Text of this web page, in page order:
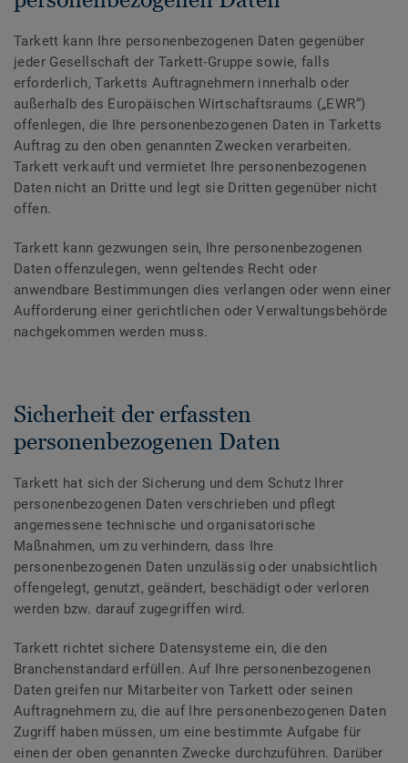
Tarkett kann Ihre personenbezogenen Daten gegenüber
jeder Gesellschaft der Tarkett-Gruppe sowie, falls
erforderlich, Tarketts Auftragnehmern innerhalb oder
außerhalb des Europäischen Wirtschaftsraums („EWR“)
offenlegen, die Ihre personenbezogenen Daten in Tarketts
Auftrag zu den oben genannten Zwecken verarbeiten.
Tarkett verkauft und vermietet Ihre personenbezogenen
Daten nicht an Dritte und legt sie Dritten gegenüber nicht
offen.
Tarkett kann gezwungen sein, Ihre personenbezogenen
Daten offenzulegen, wenn geltendes Recht oder
anwendbare Bestimmungen dies verlangen oder wenn einer
Aufforderung einer gerichtlichen oder Verwaltungsbehörde
nachgekommen werden muss.
Sicherheit der erfassten
personenbezogenen Daten
Tarkett hat sich der Sicherung und dem Schutz Ihrer
personenbezogenen Daten verschrieben und pflegt
angemessene technische und organisatorische
Maßnahmen, um zu verhindern, dass Ihre
personenbezogenen Daten unzulässig oder unabsichtlich
offengelegt, genutzt, geändert, beschädigt oder verloren
werden bzw. darauf zugegriffen wird.
Tarkett richtet sichere Datensysteme ein, die den
Branchenstandard erfüllen. Auf Ihre personenbezogenen
Daten greifen nur Mitarbeiter von Tarkett oder seinen
Auftragnehmern zu, die auf Ihre personenbezogenen Daten
Zugriff haben müssen, um eine bestimmte Aufgabe für
einen der oben genannten Zwecke durchzuführen. Darüber